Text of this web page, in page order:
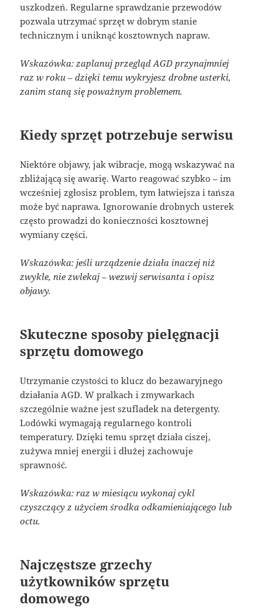
uszkodzeń. Regularne sprawdzanie przewodów
pozwala utrzymać sprzęt w dobrym stanie
technicznym i uniknąć kosztownych napraw.
Wskazówka: zaplanuj przegląd AGD przynajmniej
raz w roku – dzięki temu wykryjesz drobne usterki,
zanim staną się poważnym problemem.
Kiedy sprzęt potrzebuje serwisu
Niektóre objawy, jak wibracje, mogą wskazywać na
zbliżającą się awarię. Warto reagować szybko – im
wcześniej zgłosisz problem, tym łatwiejsza i tańsza
może być naprawa. Ignorowanie drobnych usterek
często prowadzi do konieczności kosztownej
wymiany części.
Wskazówka: jeśli urządzenie działa inaczej niż
zwykle, nie zwlekaj – wezwij serwisanta i opisz
objawy.
Skuteczne sposoby pielęgnacji
sprzętu domowego
Utrzymanie czystości to klucz do bezawaryjnego
działania AGD. W pralkach i zmywarkach
szczególnie ważne jest szufladek na detergenty.
Lodówki wymagają regularnego kontroli
temperatury. Dzięki temu sprzęt działa ciszej,
zużywa mniej energii i dłużej zachowuje
sprawność.
Wskazówka: raz w miesiącu wykonaj cykl
czyszczący z użyciem środka odkamieniającego lub
octu.
Najczęstsze grzechy
użytkowników sprzętu
domowego